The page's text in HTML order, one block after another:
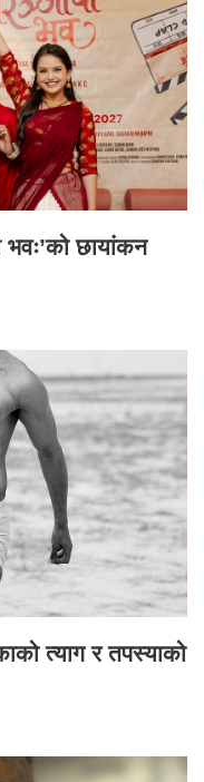
भवः’को छायांकन
त्याग र तपस्याको